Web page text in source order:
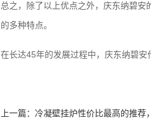
总之，除了以上优点之外，庆东纳碧
的多种特点。
在长达45年的发展过程中，庆东纳碧安
上一篇： 冷凝壁挂炉性价比最高的推荐